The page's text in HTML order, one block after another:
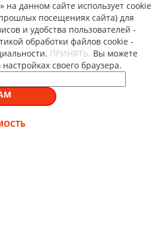
на данном сайте использует cookie
посещениях сайта) для
и удобства пользователей -
обработки файлов cookie -
ПРИНЯТЬ. Вы можете
своего браузера.